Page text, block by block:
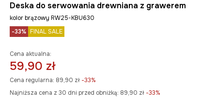
Deska do serwowania drewniana z grawerem
kolor brązowy RW25-KBU630
-33% FINAL SALE
Cena aktualna:
59,90 zł
Cena regularna: 89,90 zł -33%
Najniższa cena z 30 dni przed obniżką: 89,90 zł -33%